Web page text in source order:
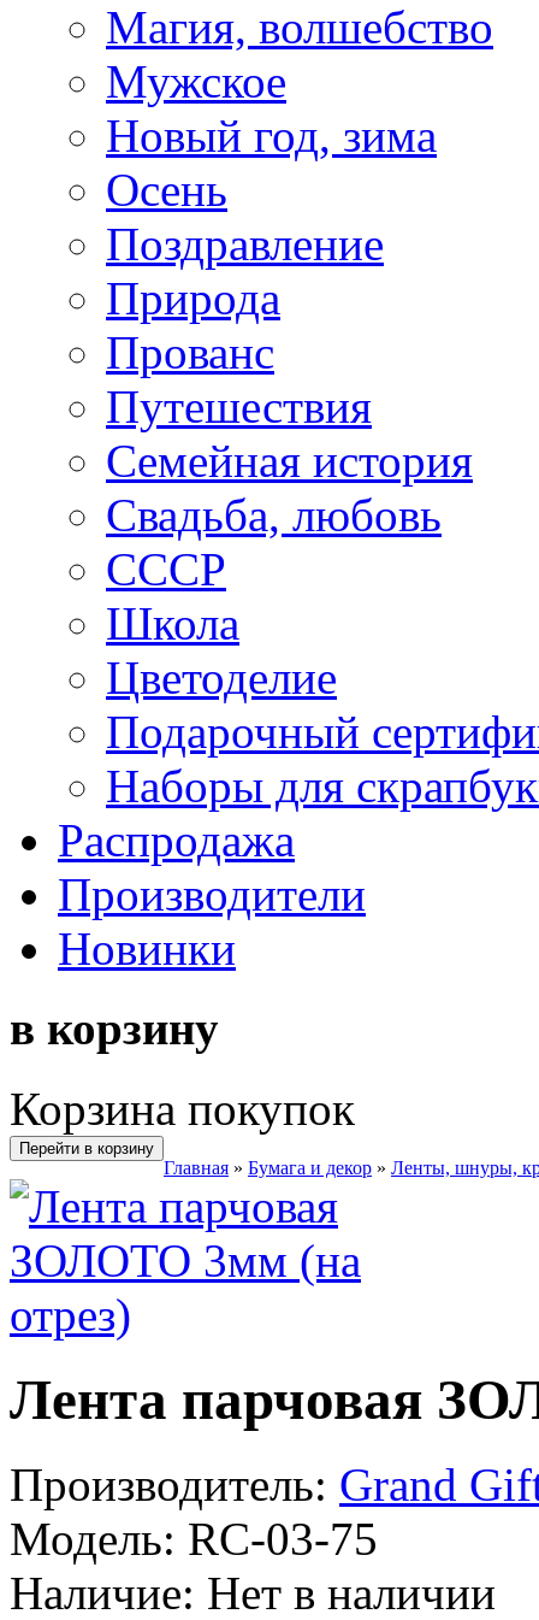
Магия, волшебство
Мужское
Новый год, зима
Осень
Поздравление
Природа
Прованс
Путешествия
Семейная история
Свадьба, любовь
СССР
Школа
Цветоделие
Подарочный
Наборы для
Распродажа
Производители
Новинки
в корзину
Корзина покупок
Перейти в корзину
Главная » Бумага и декор » Ленты, шнуры,
Лента парчовая
Производитель: Grand
Модель: RC-03-75
Наличие: Нет в наличии